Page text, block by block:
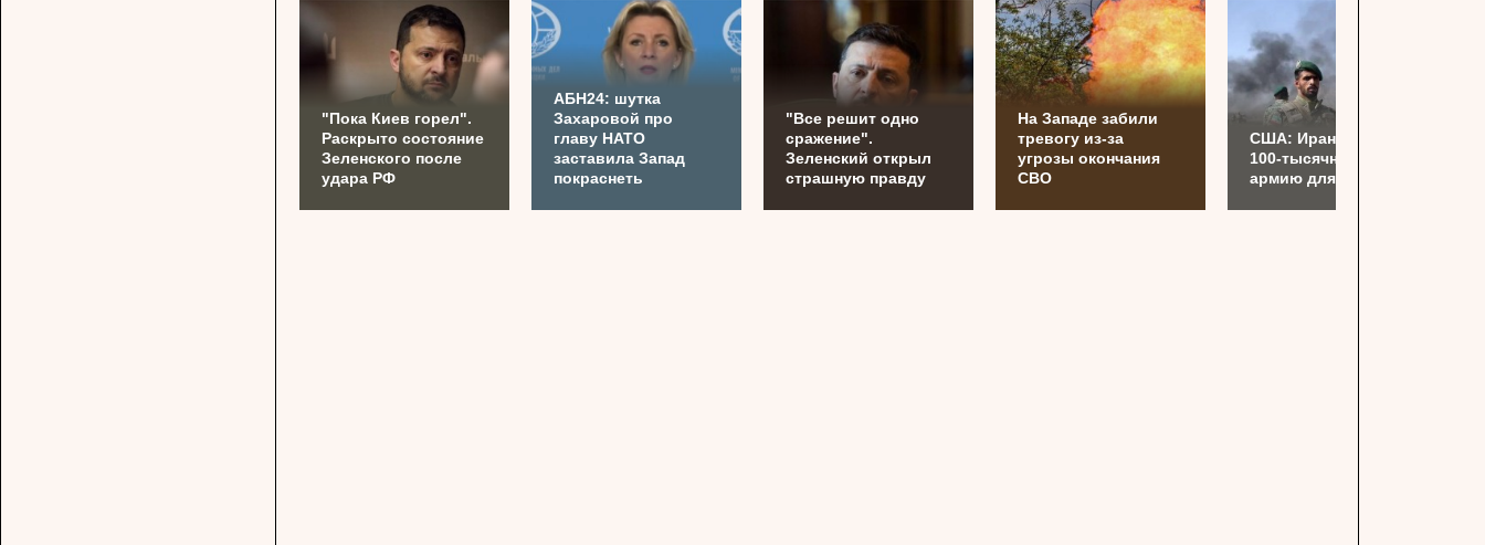
"Пока Киев горел".
Раскрыто состояние
Зеленского после
удара РФ
АБН24: шутка
Захаровой про
главу НАТО
заставила Запад
покраснеть
"Все решит одно
сражение".
Зеленский открыл
страшную правду
На Западе забили
тревогу из-за
угрозы окончания
СВО
США: Иран готовит
100-тысячную
армию для Украины